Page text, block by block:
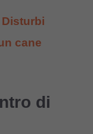
Disturbi
cane
di